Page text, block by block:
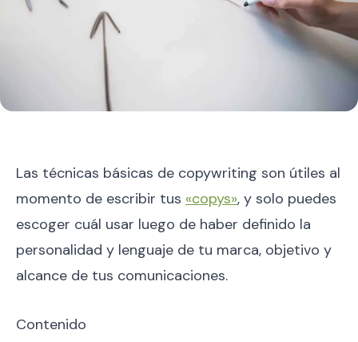
Las técnicas básicas de copywriting son útiles al
momento de escribir tus «copys», y solo puedes
escoger cuál usar luego de haber definido la
personalidad y lenguaje de tu marca, objetivo y
alcance de tus comunicaciones.
Contenido